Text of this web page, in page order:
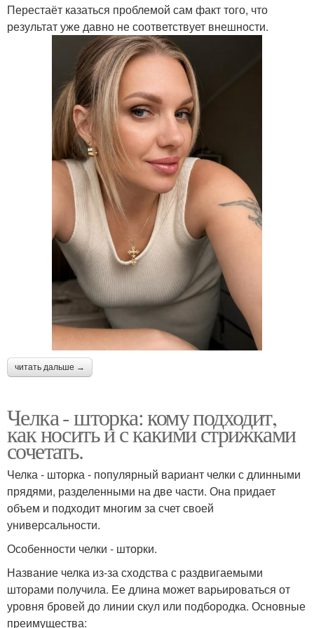
Перестаёт казаться проблемой сам факт того, что
результат уже давно не соответствует внешности.
читать дальше →
Челка - шторка: кому подходит,
как носить и с какими стрижками
сочетать.
Челка - шторка - популярный вариант челки с длинными
прядями, разделенными на две части. Она придает
объем и подходит многим за счет своей
универсальности.
Особенности челки - шторки.
Название челка из-за сходства с раздвигаемыми
шторами получила. Ее длина может варьироваться от
уровня бровей до линии скул или подбородка. Основные
преимущества: